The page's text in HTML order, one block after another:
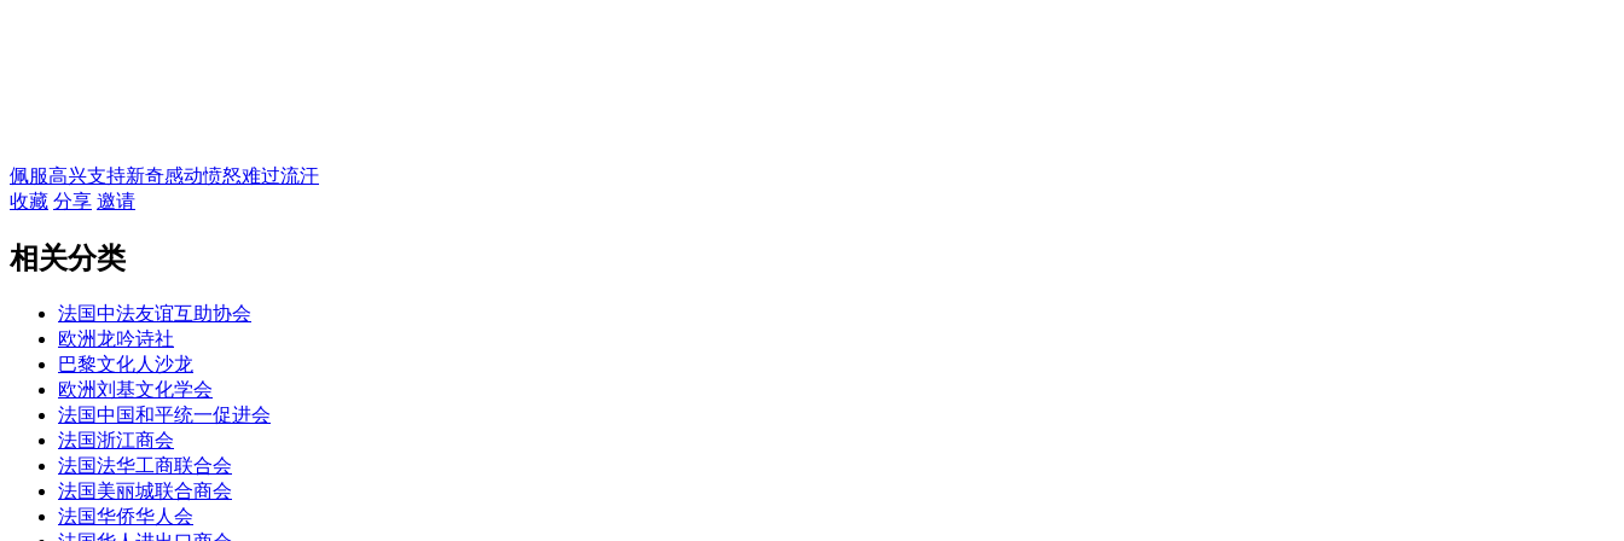
佩服高兴支持新奇感动愤怒难过流汗
收藏 分享 邀请
相关分类
法国中法友谊互助协会
欧洲龙吟诗社
巴黎文化人沙龙
欧洲刘基文化学会
法国中国和平统一促进会
法国浙江商会
法国法华工商联合会
法国美丽城联合商会
法国华侨华人会